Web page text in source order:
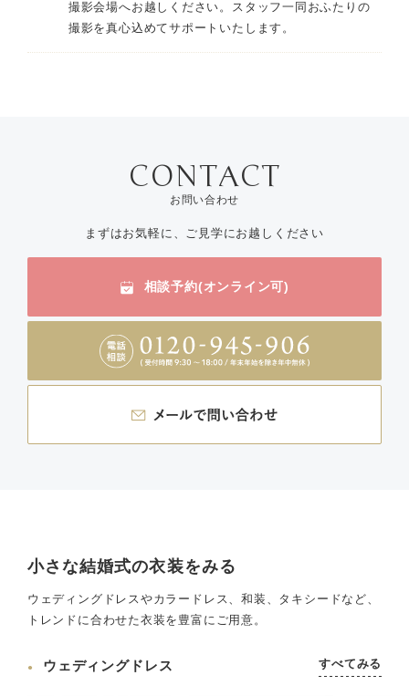
撮影会場へお越しください。スタッフ一同おふたりの
撮影を真心込めてサポートいたします。
お問い合わせ
まずはお気軽に、ご見学にお越しください
相談予約(オンライン可)
小さな結婚式の衣装をみる
ウェディングドレスやカラードレス、和装、タキシードなど、
トレンドに合わせた衣装を豊富にご用意。
ウェディングドレス すべてみる